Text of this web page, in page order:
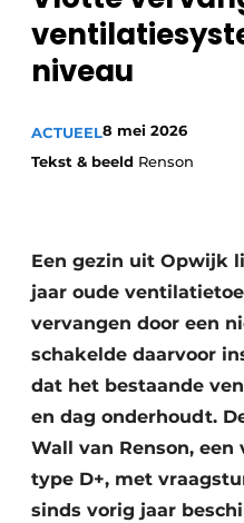
Vacature
Vacatures
Sanitair
Binnenklimaat
Warmtepompen
niveau
ACTUEEL8 mei 2026
Tekst & beeld Renson
Een gezin uit Opwijk
jaar oude
vervangen door een
schakelde daarvoor
dat het bestaande
en dag onderhoudt.
Wall van Renson,
type D+, met
sinds vorig jaar